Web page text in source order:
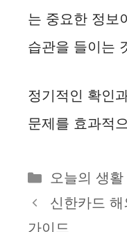
는 중요한 정보
습관을 들이는
정기적인 확인
문제를 효과적
카
테
오늘의 생활
신한카드
가이드